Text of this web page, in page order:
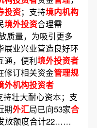
投资；支持境内机构
境外投资合理需
质量，为吸引更多
展业兴业营造良好环
通，便利境外投资者
修订相关资金管理规
外机构投资者
持壮大耐心资本；支
期外汇局已向53家合
放额度合计22……